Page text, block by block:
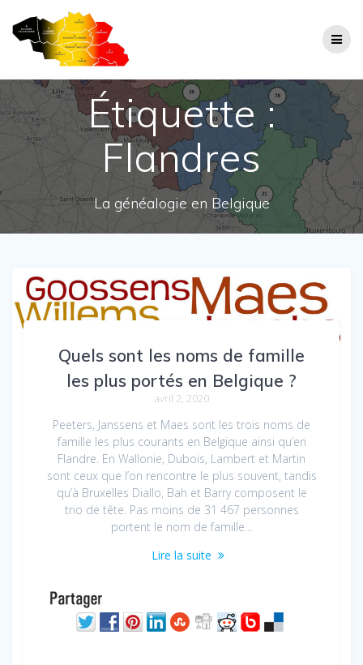
Étiquette :
Flandres
La généalogie en Belgique
Quels sont les noms de famille
les plus portés en Belgique ?
avril 2, 2020
Peeters, Janssens et Maes sont les trois noms de
famille les plus courants en Belgique ainsi qu’en
Flandre. En Wallonie, Dubois, Lambert et Martin
sont ceux que l’on rencontre le plus souvent, tandis
qu’à Bruxelles Diallo, Bah et Barry composent le
trio de tête. Pas moins de 31 467 personnes
portent le nom de famille…
Lire la suite